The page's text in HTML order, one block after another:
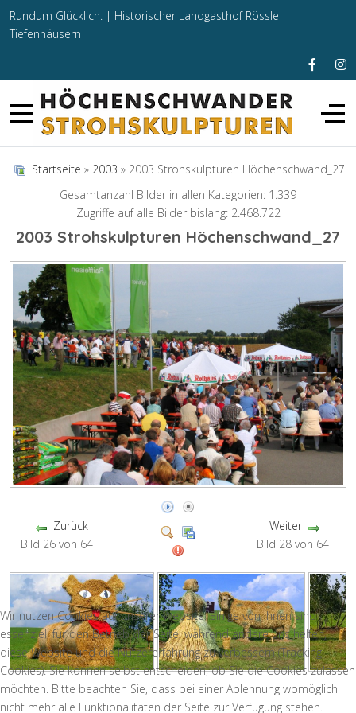
Rundum Glücklich. | Historischer Landgasthof Rössle
Tiefenhäusern
Startseite » 2003 » 2003 Strohskulpturen Höchenschwand_27
Gesamtanzahl Bilder in allen Kategorien: 1.339
Zugriffe auf alle Bilder bislang: 2.468.722
2003 Strohskulpturen Höchenschwand_27
Zurück
Bild 26 von 64
Weiter
Bild 28 von 64
Wir nutzen Cookies auf unserer Website. Einige von ihnen sind
essenziell für den Betrieb der Seite, während andere uns helfen,
diese Website und die Nutzererfahrung zu verbessern (Tracking
Cookies). Sie können selbst entscheiden, ob Sie die Cookies zulassen
möchten. Bitte beachten Sie, dass bei einer Ablehnung womöglich
nicht mehr alle Funktionalitäten der Seite zur Verfügung stehen.